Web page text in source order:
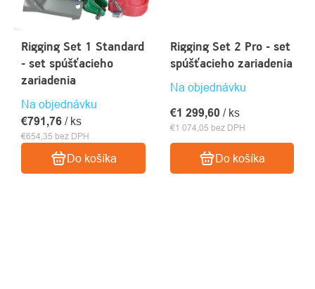
Rigging Set 1 Standard
- set spúšťacieho
zariadenia
Na objednávku
€654,35 bez DPH
€791,76 / ks
Do košíka
Rigging Set 2 Pro - set
spúšťacieho zariadenia
Na objednávku
€1 074,05 bez DPH
€1 299,60 / ks
Do košíka